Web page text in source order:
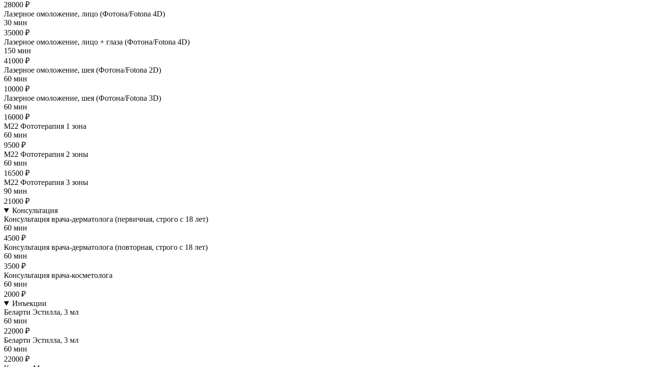
28000 ₽
Лазерное омоложение, лицо (Фотона/Fotona 4D)
30 мин
35000 ₽
Лазерное омоложение, лицо + глаза (Фотона/Fotona 4D)
150 мин
41000 ₽
Лазерное омоложение, шея (Фотона/Fotona 2D)
60 мин
10000 ₽
Лазерное омоложение, шея (Фотона/Fotona 3D)
60 мин
16000 ₽
М22 Фототерапия 1 зона
60 мин
9500 ₽
М22 Фототерапия 2 зоны
60 мин
16500 ₽
М22 Фототерапия 3 зоны
90 мин
21000 ₽
Консультация
Консультация врача-дерматолога (первичная, строго с 18 лет)
60 мин
4500 ₽
Консультация врача-дерматолога (повторная, строго с 18 лет)
60 мин
3500 ₽
Консультация врача-косметолога
60 мин
2000 ₽
Инъекции
Беларти Эстилла, 3 мл
60 мин
22000 ₽
Беларти Эстилла, 3 мл
60 мин
22000 ₽